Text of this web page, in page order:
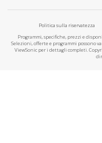
Politica sulla riservatezza
Programmi, specifiche, prezzi e
Selezioni, offerte e programmi possono
ViewSonic per i dettagli completi.